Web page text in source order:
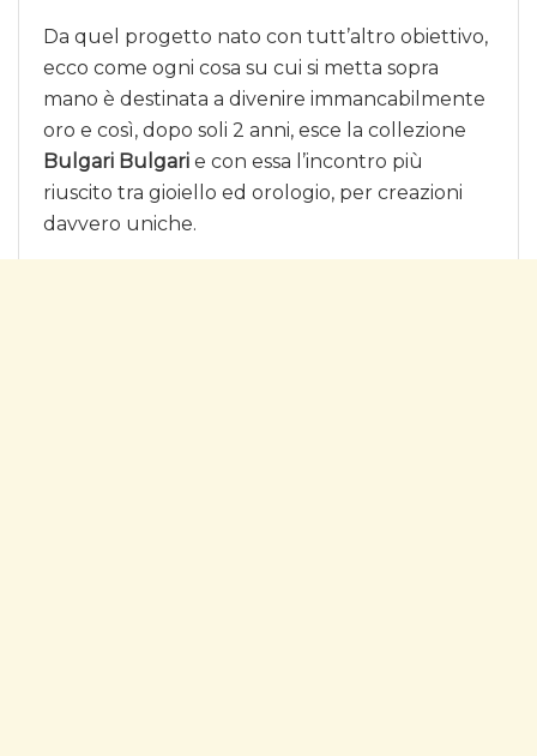
Da quel progetto nato con tutt’altro obiettivo,
ecco come ogni cosa su cui si metta sopra
mano è destinata a divenire immancabilmente
oro e così, dopo soli 2 anni, esce la collezione
Bulgari Bulgari e con essa l’incontro più
riuscito tra gioiello ed orologio, per creazioni
davvero uniche.